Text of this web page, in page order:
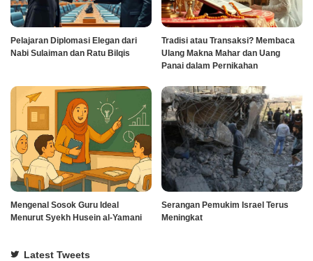
Pelajaran Diplomasi Elegan dari
Nabi Sulaiman dan Ratu Bilqis
Tradisi atau Transaksi? Membaca
Ulang Makna Mahar dan Uang
Panai dalam Pernikahan
Mengenal Sosok Guru Ideal
Menurut Syekh Husein al-Yamani
Serangan Pemukim Israel Terus
Meningkat
Latest Tweets